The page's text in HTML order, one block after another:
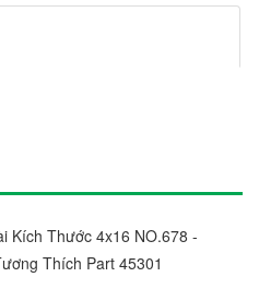
Kích Thước 4x16 NO.678 -
Thích Part 45301